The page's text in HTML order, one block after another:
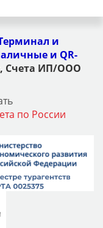
и
и QR-
, Счета ИП/ООО
по России